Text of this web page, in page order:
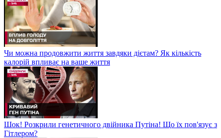
Чи можна продовжити життя завдяки дієтам? Як кількість
калорій впливає на ваше життя
Шок! Розкрили генетичного двійника Путіна! Що їх пов'язує з
Гітлером?